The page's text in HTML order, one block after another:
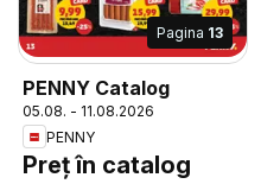
Pagina 13
PENNY Catalog
05.08. - 11.08.2026
PENNY
Preț în catalog